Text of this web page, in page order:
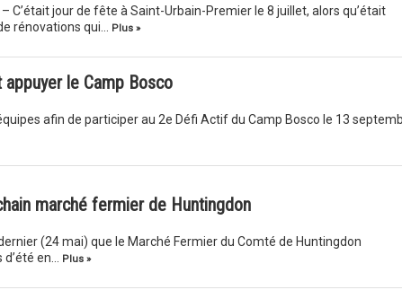
C’était jour de fête à Saint-Urbain-Premier le 8 juillet, alors qu’était
rénovations qui…
Plus »
le Camp Bosco
afin de participer au 2e Défi Actif du Camp Bosco le 13
marché fermier de Huntingdon
(24 mai) que le Marché Fermier du Comté de Huntingdon
en…
Plus »